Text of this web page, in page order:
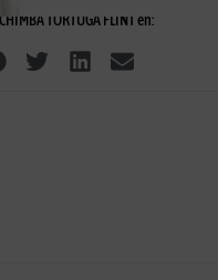
TORTUGA FLINT en: